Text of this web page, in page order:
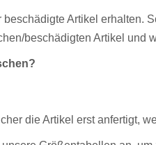
Artikel erhalten.
beschädigten Artikel und
die Artikel erst anfertigt,